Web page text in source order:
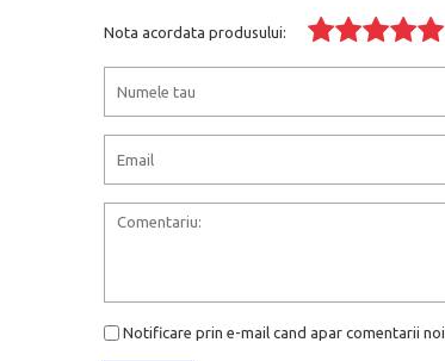
Nota acordata produsului:
Notificare prin e-mail cand apar comentarii noi